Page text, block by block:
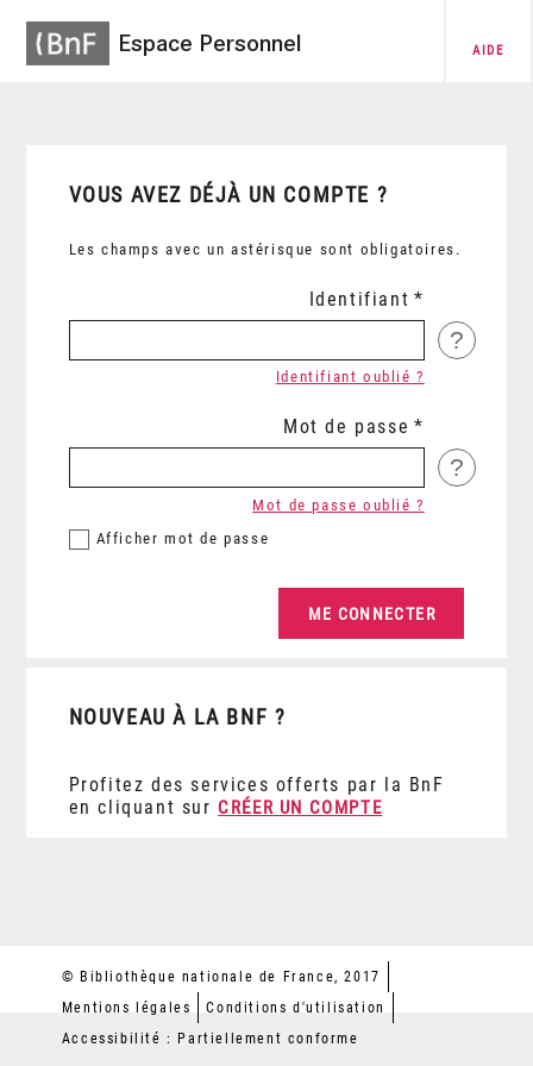
Espace Personnel AIDE
VOUS AVEZ DÉJÀ UN COMPTE ?
Les champs avec un astérisque sont obligatoires.
Identifiant
?
Identifiant oublié ?
Mot de passe
?
Afficher mot de passe
Mot de passe oublié ?
NOUVEAU À LA BNF ?
Profitez des services offerts par la BnF
en cliquant sur CRÉER UN COMPTE
© Bibliothèque nationale de France, 2017
Mentions légales
Conditions d'utilisation
Accessibilité : Partiellement conforme